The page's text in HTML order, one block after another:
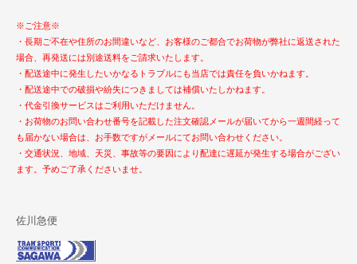
※ご注意※
・長期ご不在や住所のお間違いなど、お客様のご都合でお荷物が弊社に返送された
場合、再発送には別途送料をご請求いたします。
・配送途中に発生したいかなるトラブルにも当店では責任を負いかねます。
・配送途中での破損や紛失につきましては補償いたしかねます。
・代金引換サービスはご利用いただけません。
・お荷物のお問い合わせ番号を記載した注文確認メールが届いてから一週間経って
も届かない場合は、お手数ですがメールにてお問い合わせください。
・交通状況、地域、天災、事故等の要因により配達に遅延が発生する場合がござい
ます。予めご了承くださいませ。
佐川急便